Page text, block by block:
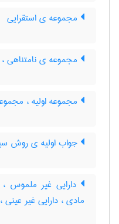
مجموعه ی استقرایی
مجموعه ی نامتناهی
مجموعه اولیه ،
جواب اولیه ی روش
دارایی غیر ملموس ،
مادی ، دارایی غیر عینی